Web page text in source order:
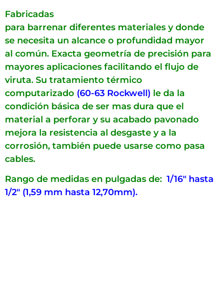
Fabricadas
para barrenar diferentes materiales y donde
se necesita un alcance o profundidad mayor
al común. Exacta geometría de precisión para
mayores aplicaciones facilitando el flujo de
viruta. Su tratamiento térmico
computarizado (60-63 Rockwell) le da la
condición básica de ser mas dura que el
material a perforar y su acabado pavonado
mejora la resistencia al desgaste y a la
corrosión, también puede usarse como pasa
cables.
Rango de medidas en pulgadas de: 1/16″ hasta
1/2″ (1,59 mm hasta 12,70mm).